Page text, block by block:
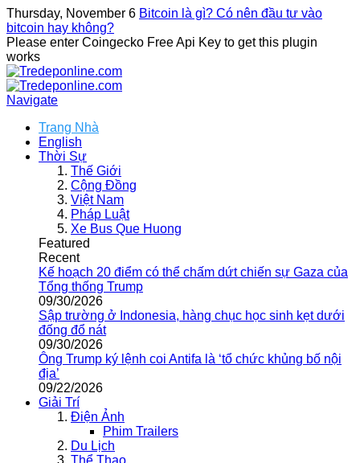
Thursday, November 6 Bitcoin là gì? Có nên đầu tư vào
bitcoin hay không?
Please enter Coingecko Free Api Key to get this plugin
works
Navigate
Trang Nhà
English
Thời Sự
Thế Giới
Cộng Đồng
Việt Nam
Pháp Luật
Xe Bus Que Huong
Featured
Recent
Kế hoạch 20 điểm có thể chấm dứt chiến sự Gaza của
Tổng thống Trump
09/30/2026
Sập trường ở Indonesia, hàng chục học sinh kẹt dưới
đống đổ nát
09/30/2026
Ông Trump ký lệnh coi Antifa là ‘tổ chức khủng bố nội
địa’
09/22/2026
Giải Trí
Điện Ảnh
Phim Trailers
Du Lịch
Thể Thao